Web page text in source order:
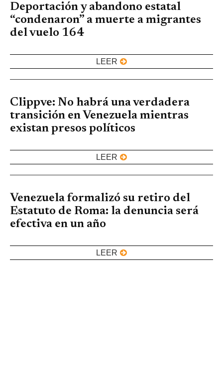
Deportación y abandono estatal
“condenaron” a muerte a migrantes
del vuelo 164
LEER
Clippve: No habrá una verdadera
transición en Venezuela mientras
existan presos políticos
LEER
Venezuela formalizó su retiro del
Estatuto de Roma: la denuncia será
efectiva en un año
LEER